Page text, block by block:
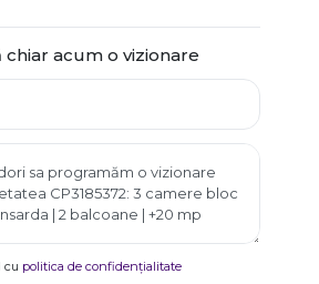
chiar acum o vizionare
cu politica de confidențialitate